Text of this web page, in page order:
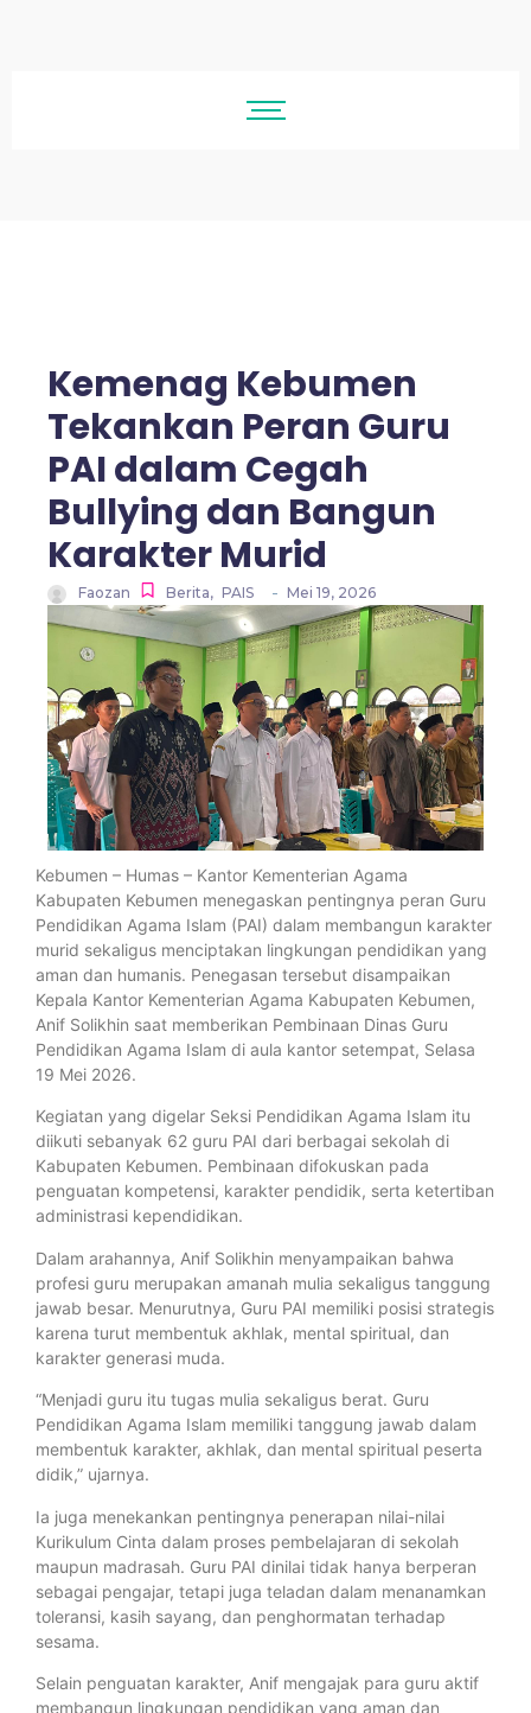
Kemenag Kebumen
Tekankan Peran Guru
PAI dalam Cegah
Bullying dan Bangun
Karakter Murid
Faozan Berita, PAIS - Mei 19, 2026
Kebumen – Humas – Kantor Kementerian Agama
Kabupaten Kebumen menegaskan pentingnya peran Guru
Pendidikan Agama Islam (PAI) dalam membangun karakter
murid sekaligus menciptakan lingkungan pendidikan yang
aman dan humanis. Penegasan tersebut disampaikan
Kepala Kantor Kementerian Agama Kabupaten Kebumen,
Anif Solikhin saat memberikan Pembinaan Dinas Guru
Pendidikan Agama Islam di aula kantor setempat, Selasa
19 Mei 2026.
Kegiatan yang digelar Seksi Pendidikan Agama Islam itu
diikuti sebanyak 62 guru PAI dari berbagai sekolah di
Kabupaten Kebumen. Pembinaan difokuskan pada
penguatan kompetensi, karakter pendidik, serta ketertiban
administrasi kependidikan.
Dalam arahannya, Anif Solikhin menyampaikan bahwa
profesi guru merupakan amanah mulia sekaligus tanggung
jawab besar. Menurutnya, Guru PAI memiliki posisi strategis
karena turut membentuk akhlak, mental spiritual, dan
karakter generasi muda.
“Menjadi guru itu tugas mulia sekaligus berat. Guru
Pendidikan Agama Islam memiliki tanggung jawab dalam
membentuk karakter, akhlak, dan mental spiritual peserta
didik,” ujarnya.
Ia juga menekankan pentingnya penerapan nilai-nilai
Kurikulum Cinta dalam proses pembelajaran di sekolah
maupun madrasah. Guru PAI dinilai tidak hanya berperan
sebagai pengajar, tetapi juga teladan dalam menanamkan
toleransi, kasih sayang, dan penghormatan terhadap
sesama.
Selain penguatan karakter, Anif mengajak para guru aktif
membangun lingkungan pendidikan yang aman dan